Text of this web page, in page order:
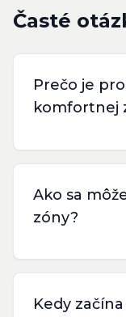
Časté
Prečo je
komfortnej
Ako sa
zóny?
Kedy